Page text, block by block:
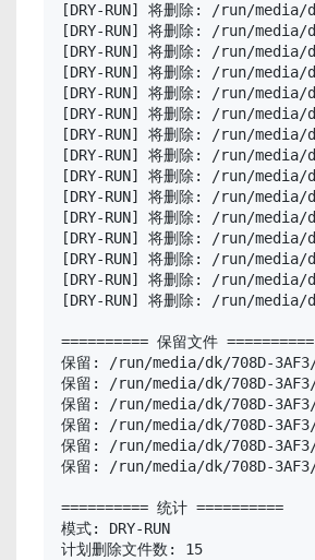
[DRY-RUN] 将删除: /run/media/
[DRY-RUN] 将删除: /run/media/
[DRY-RUN] 将删除: /run/media/
[DRY-RUN] 将删除: /run/media/
[DRY-RUN] 将删除: /run/media/
[DRY-RUN] 将删除: /run/media/
[DRY-RUN] 将删除: /run/media/
[DRY-RUN] 将删除: /run/media/
[DRY-RUN] 将删除: /run/media/
[DRY-RUN] 将删除: /run/media/
[DRY-RUN] 将删除: /run/media/
[DRY-RUN] 将删除: /run/media/
[DRY-RUN] 将删除: /run/media/
[DRY-RUN] 将删除: /run/media/
[DRY-RUN] 将删除: /run/media/
========== 保留文件 ==========
保留: /run/media/dk/708D-3AF3/
保留: /run/media/dk/708D-3AF3/
保留: /run/media/dk/708D-3AF3/
保留: /run/media/dk/708D-3AF3/
保留: /run/media/dk/708D-3AF3/
保留: /run/media/dk/708D-3AF3/
========== 统计 ==========
模式: DRY-RUN
计划删除文件数: 15